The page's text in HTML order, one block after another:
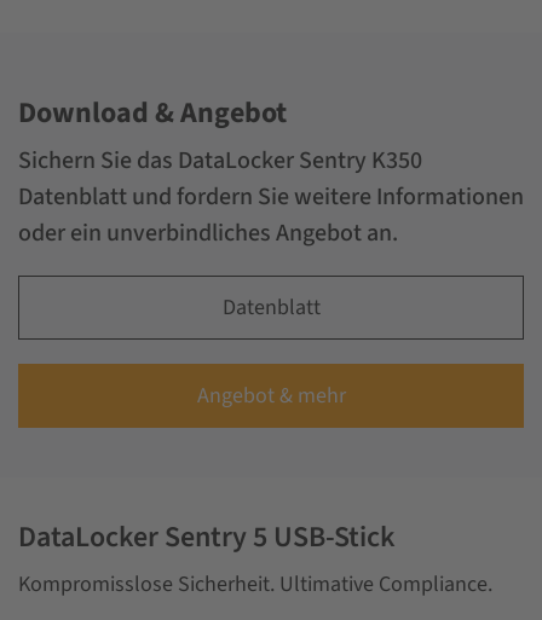
Download & Angebot
Sichern Sie das DataLocker Sentry K350
Datenblatt und fordern Sie weitere Informationen
oder ein unverbindliches Angebot an.
Datenblatt
Angebot & mehr
DataLocker Sentry 5 USB-Stick
Kompromisslose Sicherheit. Ultimative Compliance.